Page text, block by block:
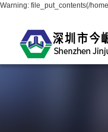
Warning: file_put_contents(/